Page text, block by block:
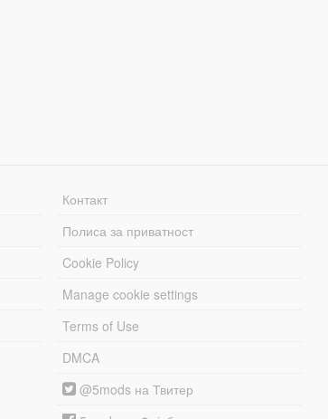
Контакт
Полиса за приватност
Cookie Policy
Manage cookie settings
Terms of Use
DMCA
@5mods на Твитер